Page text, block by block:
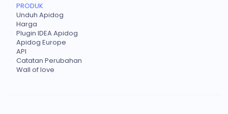
PRODUK
Unduh Apidog
Harga
Plugin IDEA Apidog
Apidog Europe
API
Catatan Perubahan
Wall of love